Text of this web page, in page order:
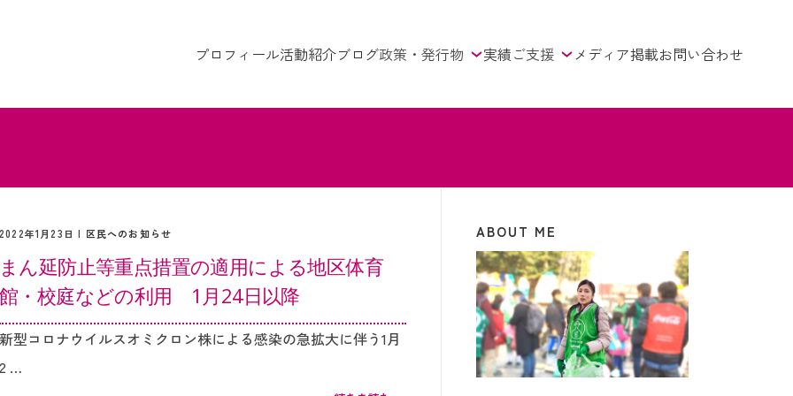
プロフィール活動紹介ブログ政策・発行物 実績ご支援 メディア掲載お問い合わせ
2022年1月23日 | 区民へのお知らせ
まん延防止等重点措置の適用による地区体育
館・校庭などの利用 1月24日以降
新型コロナウイルスオミクロン株による感染の急拡大に伴う1月
2 …
ABOUT ME